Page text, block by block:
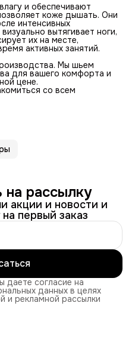
и обеспечивают
коже дышать. Они
интенсивных
вытягивает ноги,
их на месте,
активных занятий.
Мы шьем
для вашего комфорта и
цене.
со всем
рассылку
акции и новости и
первый заказ
даете согласие на
данных в целях
и рекламной рассылки